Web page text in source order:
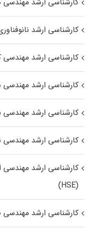
کارشناسی ارشد
کارشناسی ارشد مهندسی
کارشناسی ارشد مهندسی
کارشناسی ارشد
کارشناسی ارشد مهندسی
کارشناسی ارشد
(HSE)
کارشناسی ارشد مهندسی